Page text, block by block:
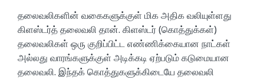
தலைவலிகளின் வகைகளுக்குள் மிக அதிக வலியுள்ளது
கிளஸ்டர்த் தலைவலி தான். கிளஸ்டர் (கொத்துக்கள்)
தலைவலிகள் ஒரு குறிப்பிட்ட எண்ணிக்கையான நாட்கள்
அல்லது வாரங்களுக்குள் அடிக்கடி ஏற்படும் கடுமையான
தலைவலி. இந்தக் கொத்துகளுக்கிடையே தலைவலி